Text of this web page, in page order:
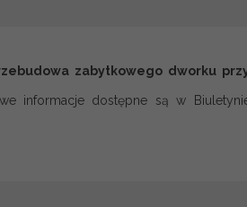
zabytkowego dworku
informacje dostępne są w